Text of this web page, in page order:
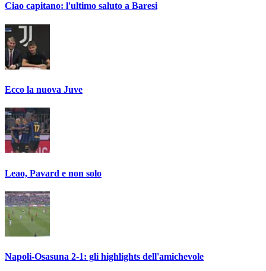
Ciao capitano: l'ultimo saluto a Baresi
Ecco la nuova Juve
Leao, Pavard e non solo
Napoli-Osasuna 2-1: gli highlights dell'amichevole